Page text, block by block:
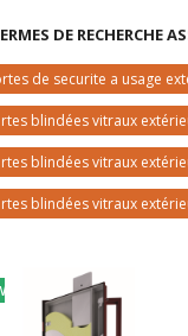
DE RECHERCHE
de securite a usage
blindées vitraux
blindées vitraux
blindées vitraux